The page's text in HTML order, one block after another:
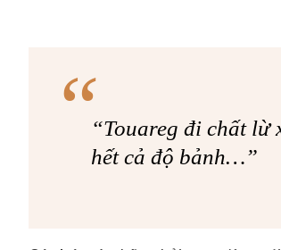
“Touareg đi chất lừ
hết cả độ bảnh…”